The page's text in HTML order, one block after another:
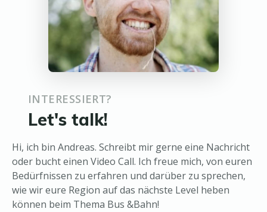
INTERESSIERT?
Let's talk!
Hi, ich bin Andreas. Schreibt mir gerne eine Nachricht
oder bucht einen Video Call. Ich freue mich, von euren
Bedürfnissen zu erfahren und darüber zu sprechen,
wie wir eure Region auf das nächste Level heben
können beim Thema Bus &Bahn!